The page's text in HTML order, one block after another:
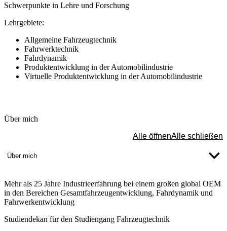
Schwerpunkte in Lehre und Forschung
Lehrgebiete:
Allgemeine Fahrzeugtechnik
Fahrwerktechnik
Fahrdynamik
Produktentwicklung in der Automobilindustrie
Virtuelle Produktentwicklung in der Automobilindustrie
Über mich
Alle öffnenAlle schließen
Über mich
Mehr als 25 Jahre Industrieerfahrung bei einem großen global OEM
in den Bereichen Gesamtfahrzeugentwicklung, Fahrdynamik und
Fahrwerkentwicklung
Studiendekan für den Studiengang Fahrzeugtechnik